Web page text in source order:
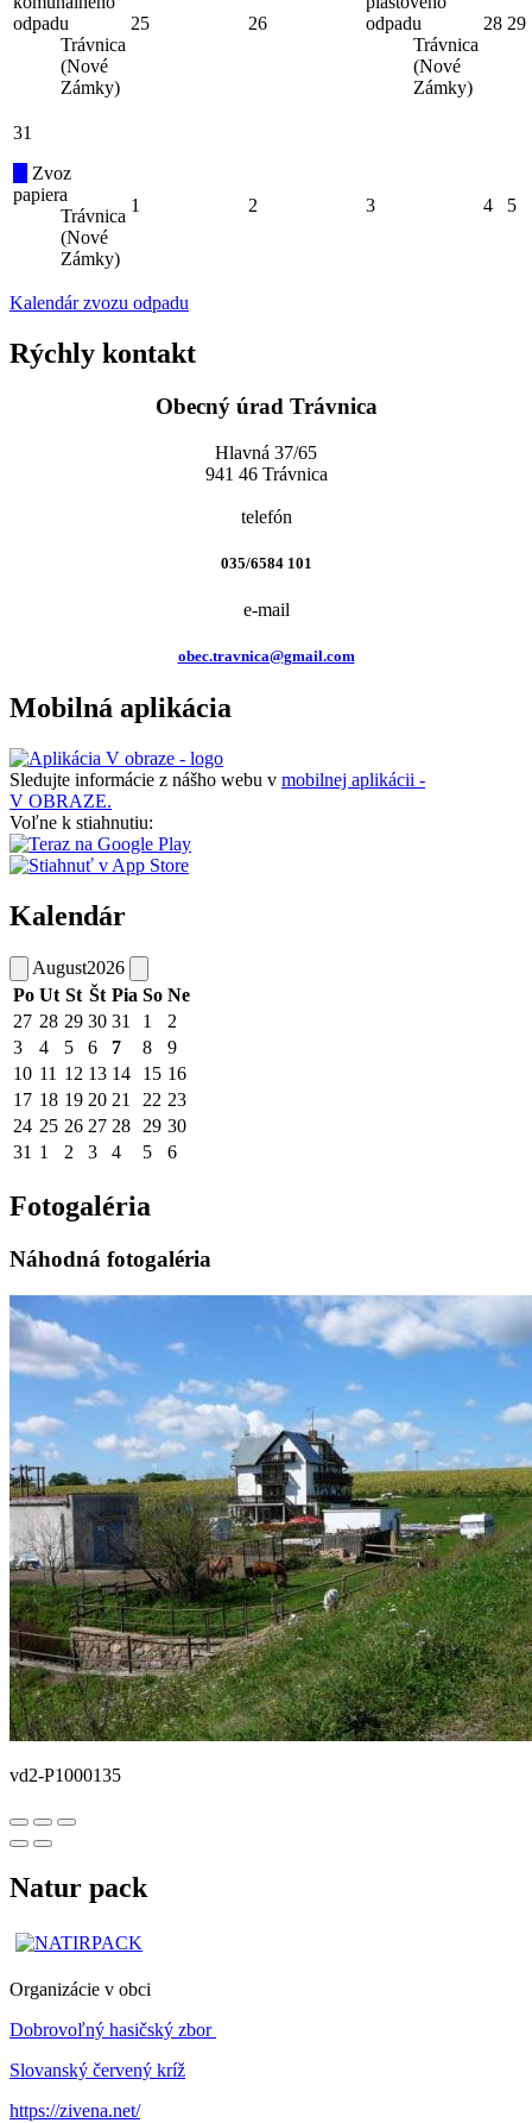
odpadu
Trávnica
(Nové
Zámky)
25 26
odpadu
Trávnica
(Nové
Zámky)
28 29
31
Zvoz
papiera
Trávnica
(Nové
Zámky)
1 2 3 4 5
Kalendár zvozu odpadu
Rýchly kontakt
Obecný úrad Trávnica
Hlavná 37/65
941 46 Trávnica
telefón
035/6584 101
e-mail
obec.travnica@gmail.com
Mobilná aplikácia
Sledujte informácie z nášho webu v mobilnej aplikácii -
V OBRAZE.
Voľne k stiahnutiu:
Kalendár
August2026
Po Ut St Št Pia So Ne
27 28 29 30 31 1
2
3
4 5 6 7 8
9
10 11 12 13 14 15 16
17 18 19 20 21 22 23
24 25 26 27 28 29 30
31 1 2 3 4 5 6
Fotogaléria
Náhodná fotogaléria
vd2-P1000135
Natur pack
Organizácie v obci
Dobrovoľný hasičský zbor
Slovanský červený kríž
https://zivena.net/